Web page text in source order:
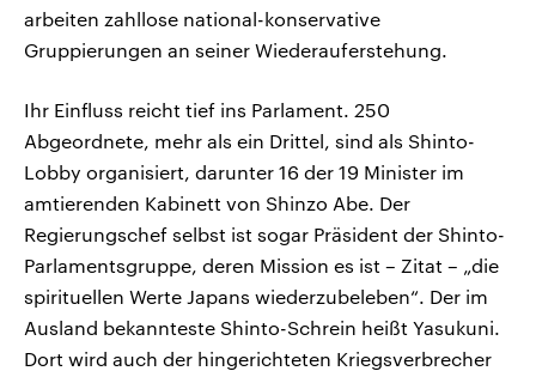
arbeiten zahllose national-konservative
Gruppierungen an seiner Wiederauferstehung.
Ihr Einfluss reicht tief ins Parlament. 250
Abgeordnete, mehr als ein Drittel, sind als Shinto-
Lobby organisiert, darunter 16 der 19 Minister im
amtierenden Kabinett von Shinzo Abe. Der
Regierungschef selbst ist sogar Präsident der Shinto-
Parlamentsgruppe, deren Mission es ist – Zitat – „die
spirituellen Werte Japans wiederzubeleben“. Der im
Ausland bekannteste Shinto-Schrein heißt Yasukuni.
Dort wird auch der hingerichteten Kriegsverbrecher